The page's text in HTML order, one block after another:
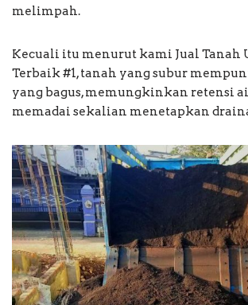
melimpah.
Kecuali itu menurut kami Jual Tanah
Terbaik #1, tanah yang subur
yang bagus, memungkinkan retensi
memadai sekalian menetapkan